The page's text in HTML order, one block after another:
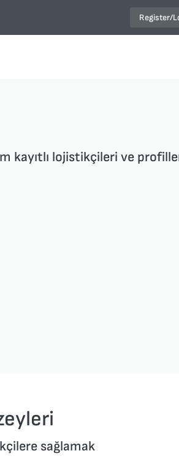
Register/
kayıtlı lojistikçileri ve
sağlamak